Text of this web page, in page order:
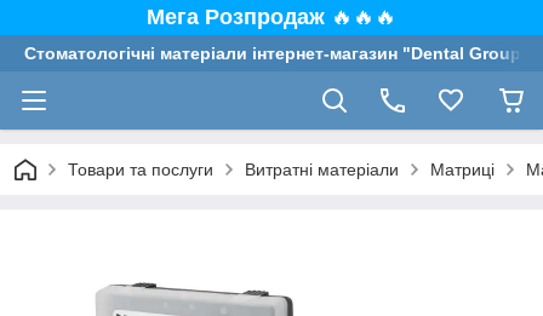
Мега Розпродаж 🔥🔥🔥
Стоматологічні матеріали інтернет-магазин "Dental Group"
Товари та послуги Витратні матеріали Матриці